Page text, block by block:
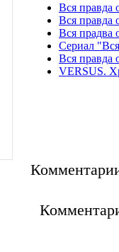
Вся правда
Вся правда
Вся прадва
Сериал
Вся правда
VERSUS.